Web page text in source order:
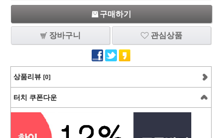
구매하기
장바구니 관심상품
상품리뷰 [0]
터치 쿠폰다운